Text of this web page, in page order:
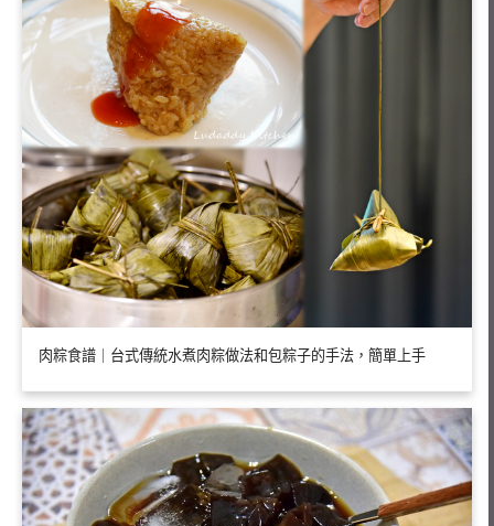
肉粽食譜｜台式傳統水煮肉粽做法和包粽子的手法，簡單上手